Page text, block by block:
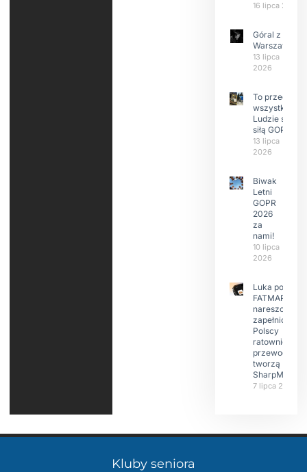
16 lipca 2026
Góral z
Warszawy.
13 lipca
2026
To przede
wszystkim
Ludzie są
siłą GOPR
13 lipca
2026
Biwak
Letni
GOPR
2026
za
nami!
10 lipca
2026
Luka po
FATMAP-ie
nareszcie
zapełniona?
Polscy
ratownicy i
przewodnicy
tworzą
SharpMap
7 lipca 2026
Kluby seniora